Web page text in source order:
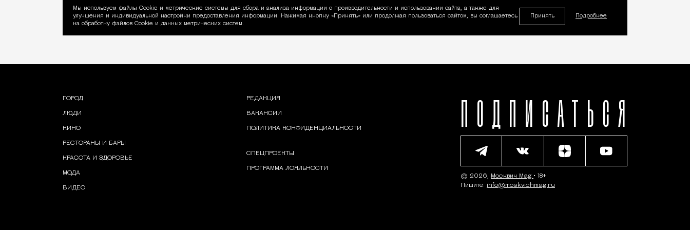
Уведомление об использовании Cookie
Мы используем файлы Сookie и метрические системы для сбора и анализа информации о производительности и использовании сайта, а также для
улучшения и индивидуальной настройки предоставления информации. Нажимая кнопку «Принять» или продолжая пользоваться сайтом, вы соглашаетесь
на обработку файлов Cookie и данных метрических систем.
Принять Подробнее
ГОРОД
ЛЮДИ
КИНО
РЕСТОРАНЫ И БАРЫ
КРАСОТА И ЗДОРОВЬЕ
МОДА
ВИДЕО
РЕДАКЦИЯ
ВАКАНСИИ
ПОЛИТИКА КОНФИДЕНЦИАЛЬНОСТИ
СПЕЦПРОЕКТЫ
ПРОГРАММА ЛОЯЛЬНОСТИ
ПОДПИСАТЬСЯ
© 2026, Москвич Mag • 18+
Пишите: info@moskvichmag.ru